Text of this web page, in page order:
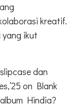
kreatif.
yang ikut
dan
on Blank
Hindia?